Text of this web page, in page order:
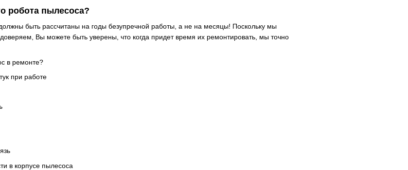
робота пылесоса?
быть рассчитаны на годы безупречной работы, а не на месяцы! Поскольку мы
Вы можете быть уверены, что когда придет время их ремонтировать, мы точно
в ремонте?
при работе
в корпусе пылесоса